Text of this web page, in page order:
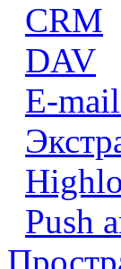
CRM
DAV
E-
Push